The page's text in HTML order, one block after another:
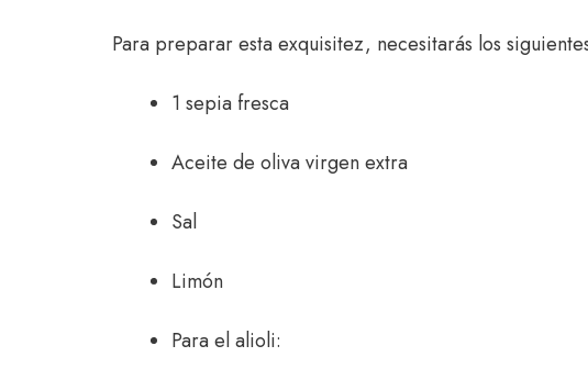
Para preparar esta exquisitez, necesitarás los
1 sepia fresca
Aceite de oliva virgen extra
Sal
Limón
Para el alioli: